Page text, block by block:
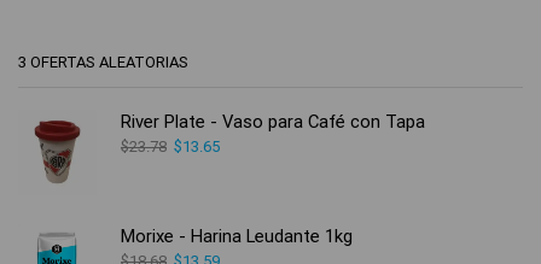
3 OFERTAS ALEATORIAS
River Plate - Vaso para Café con Tapa
$23.78 $13.65
Morixe - Harina Leudante 1kg